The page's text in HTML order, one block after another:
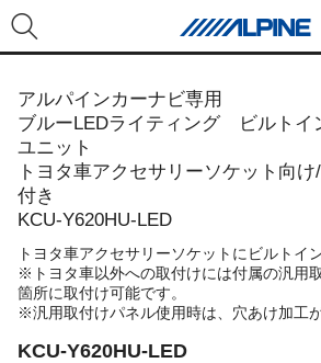
アルパインカーナビ専用
ブルーLEDライティング ビルトイ
ユニット
トヨタ車アクセサリーソケット向
付き
KCU-Y620HU-LED
トヨタ車アクセサリーソケットにビルトイ
※トヨタ車以外への取付けには付属の汎用
箇所に取付け可能です。
※汎用取付けパネル使用時は、穴あけ加工
KCU-Y620HU-LED